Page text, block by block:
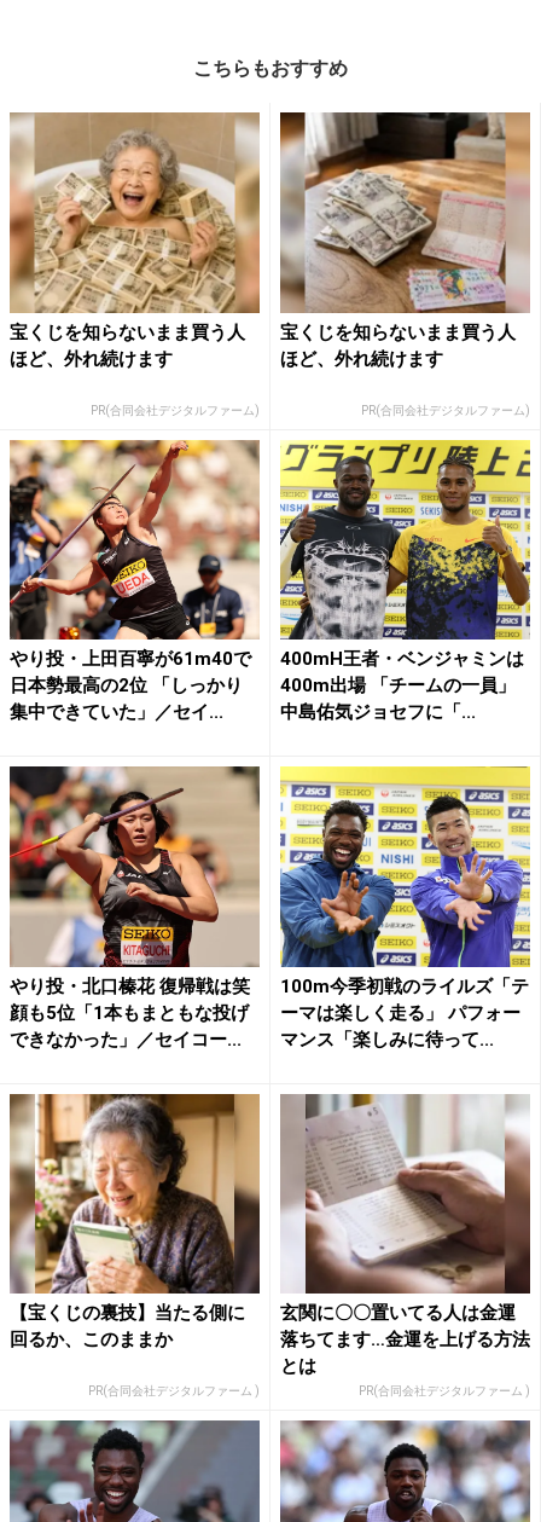
こちらもおすすめ
宝くじを知らないまま買う人
ほど、外れ続けます
PR(合同会社デジタルファーム)
宝くじを知らないまま買う人
ほど、外れ続けます
PR(合同会社デジタルファーム)
やり投・上田百寧が61m40で
日本勢最高の2位 「しっかり
集中できていた」／セイ...
400mH王者・ベンジャミンは
400m出場 「チームの一員」
中島佑気ジョセフに「...
やり投・北口榛花 復帰戦は笑
顔も5位「1本もまともな投げ
できなかった」／セイコー...
100m今季初戦のライルズ「テ
ーマは楽しく走る」 パフォー
マンス「楽しみに待って...
【宝くじの裏技】当たる側に
回るか、このままか
PR(合同会社デジタルファーム )
玄関に〇〇置いてる人は金運
落ちてます…金運を上げる方法
とは
PR(合同会社デジタルファーム )